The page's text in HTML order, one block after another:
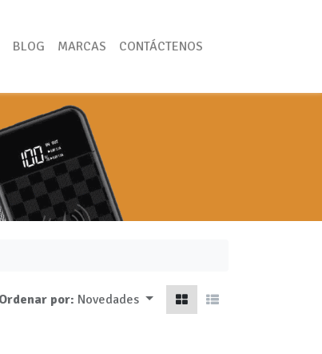
BLOG MARCAS CONTÁCTENOS
Ordenar por: Novedades